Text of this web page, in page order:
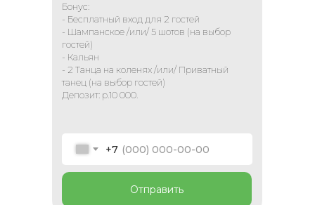
+7
Отправить
Бонус:
- Бесплатный вход для 2 гостей
- Шампанское /или/ 5 шотов (на выбор
гостей)
- Кальян
- 2 Танца на коленях /или/ Приватный
танец (на выбор гостей)
Депозит: р.10 000.